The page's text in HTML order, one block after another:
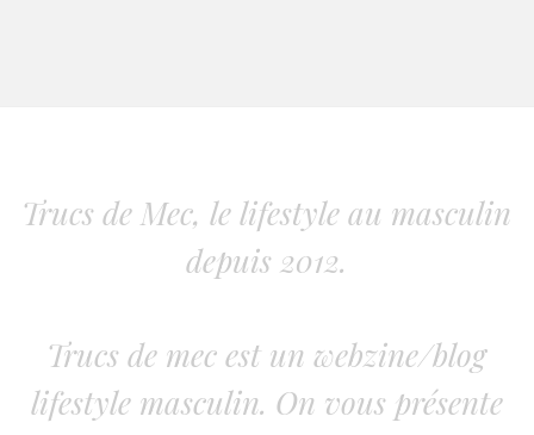
Trucs de Mec, le lifestyle au masculin
depuis 2012.
Trucs de mec est un webzine/blog
lifestyle masculin. On vous présente